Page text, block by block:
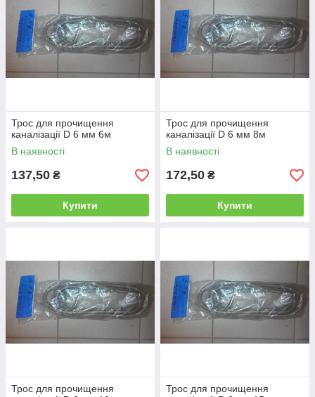
Трос для прочищення
каналізації D 6 мм 6м
В наявності
137,50 ₴
Купити
Трос для прочищення
каналізації D 6 мм 8м
В наявності
172,50 ₴
Купити
Трос для прочищення
Трос для прочищення